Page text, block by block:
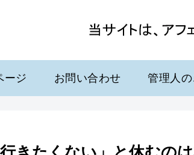
ージ お問い合わせ 管理人の